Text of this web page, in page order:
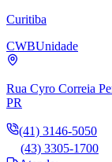
Curitiba
CWBUnidade
Rua Cyro Correia
PR
(41) 3146-5050
(43) 3305-1700